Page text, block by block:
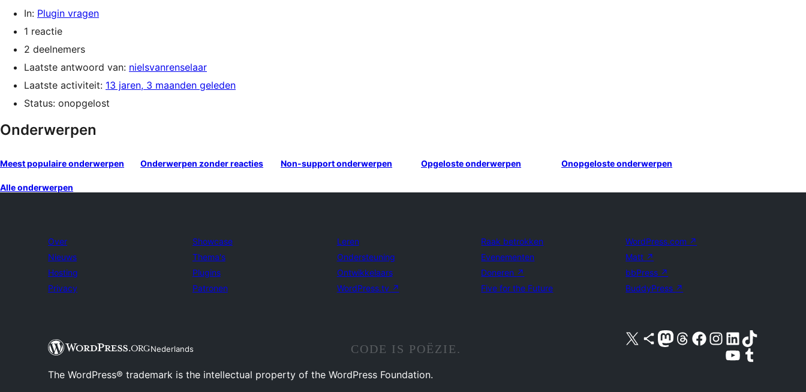
In: Plugin vragen
1 reactie
2 deelnemers
Laatste antwoord van: nielsvanrenselaar
Laatste activiteit: 13 jaren, 3 maanden geleden
Status: onopgelost
Onderwerpen
Meest populaire onderwerpen Onderwerpen zonder reacties Non-support onderwerpen Opgeloste onderwerpen Onopgeloste onderwerpen
Alle onderwerpen
Over
Nieuws
Hosting
Privacy
Showcase
Thema's
Plugins
Patronen
Leren
Ondersteuning
Ontwikkelaars
WordPress.tv ↗
Raak betrokken
Evenementen
Doneren ↗
Five for the Future
WordPress.com ↗
Matt ↗
bbPress ↗
BuddyPress ↗
Nederlands
Bezoek ons X (voorheen Twitter) account
Bezoek ons Bluesky account
Bezoek ons Mastodon account
Bezoek ons Threads account
Onze Facebook pagina bezoeken
Bezoek ons Instagram account
Bezoek ons LinkedIn account
Bezoek ons TikTok account
Bezoek ons YouTube kanaalBezoek ons Tumblr account
CODE IS POËZIE.
The WordPress® trademark is the intellectual property of the WordPress Foundation.